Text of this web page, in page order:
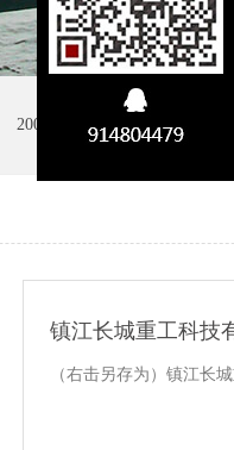
200型装配式公路钢桥(贝雷
镇江长城重工科技
（右击另存为）镇江长